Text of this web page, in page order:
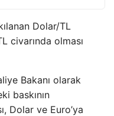
Dolar/TL
civarında olması
Bakanı olarak
baskının
Dolar ve Euro’ya